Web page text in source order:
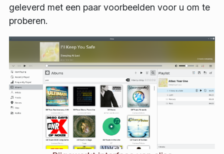
geleverd met een paar voorbeelden voor u om te
proberen.